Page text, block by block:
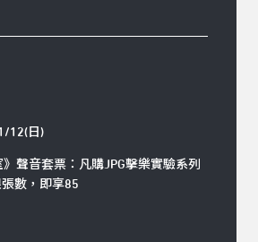
12(日)
》聲音套票：凡購JPG擊樂實驗系列
數，即享85